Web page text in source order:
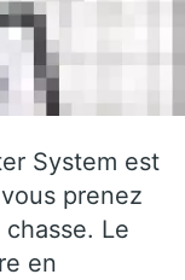
System est
prenez
chasse. Le
en